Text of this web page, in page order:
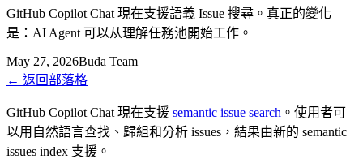
GitHub Copilot Chat 現在支援語義 Issue 搜尋。真正的變化
是：AI Agent 可以从理解任務池開始工作。
May 27, 2026Buda Team
← 返回部落格
GitHub Copilot Chat 現在支援 semantic issue search 。使用者可
以用自然語言查找、歸組和分析 issues，結果由新的 semantic
issues index 支援。